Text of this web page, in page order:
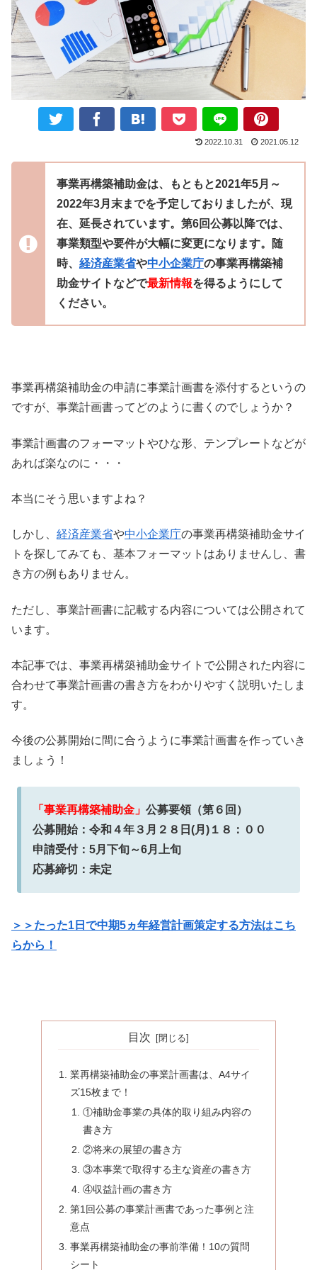
2022.10.31 2021.05.12
事業再構築補助金は、もともと2021年5月～
2022年3月末までを予定しておりましたが、現
在、延長されています。第6回公募以降では、
事業類型や要件が大幅に変更になります。随
時、 経済産業省や中小企業庁の事業再構築補
助金サイトなどで最新情報を得るようにして
ください。
事業再構築補助金の申請に事業計画書を添付するというの
ですが、事業計画書ってどのように書くのでしょうか？
事業計画書のフォーマットやひな形、テンプレートなどが
あれば楽なのに・・・
本当にそう思いますよね？
しかし、 経済産業省や中小企業庁の事業再構築補助金サイ
トを探してみても、基本フォーマットはありませんし、書
き方の例もありません。
ただし、事業計画書に記載する内容については公開されて
います。
本記事では、事業再構築補助金サイトで公開された内容に
合わせて事業計画書の書き方をわかりやすく説明いたしま
す。
今後の公募開始に間に合うように事業計画書を作っていき
ましょう！
「事業再構築補助金」公募要領（第６回）
公募開始：令和４年３月２８日(月)１８：００
申請受付：5月下旬～6月上旬
応募締切：未定
＞＞たった1日で中期5ヵ年経営計画策定する方法はこち
らから！
目次
業再構築補助金の事業計画書は、A4サイ
ズ15枚まで！
①補助金事業の具体的取り組み内容の
書き方
②将来の展望の書き方
③本事業で取得する主な資産の書き方
④収益計画の書き方
第1回公募の事業計画書であった事例と注
意点
事業再構築補助金の事前準備！10の質問
シート